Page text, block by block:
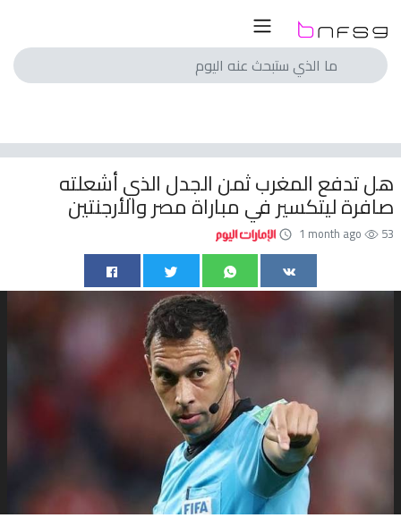
هل تدفع المغرب ثمن الجدل الذي أشعلته
صافرة ليتكسير في مباراة مصر والأرجنتين
1 month ago 53